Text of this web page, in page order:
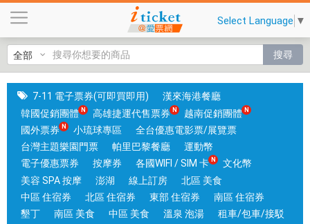
+
線
上
訂
房
|
台
中
和
高
雄
Select Language ▼
搜尋
7-11 電子票券(可即買即用)
漢來海港餐廳
韓國促銷團體
高雄捷運代售票券
越南促銷團體
國外票券
小琉球專區
全台優惠電影票/展覽票
台灣主題樂園門票
帕里巴黎餐廳
運動幣
電子優惠票券
按摩券 各國WIFI / SIM 卡
文化幣
美容 SPA 按摩
澎湖 線上訂房
北區 美食
中區 住宿券
北區 住宿券 東部 住宿券
南區 住宿券
墾丁
南區 美食 中區 美食 溫泉 泡湯
租車/包車/接駁